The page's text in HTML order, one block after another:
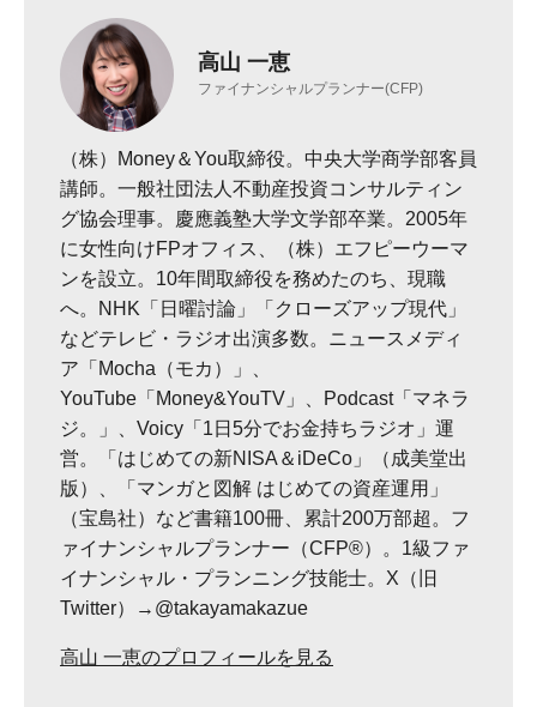
高山 一恵
ファイナンシャルプランナー(CFP)
（株）Money＆You取締役。中央大学商学部客員
講師。一般社団法人不動産投資コンサルティン
グ協会理事。慶應義塾大学文学部卒業。2005年
に女性向けFPオフィス、（株）エフピーウーマ
ンを設立。10年間取締役を務めたのち、現職
へ。NHK「日曜討論」「クローズアップ現代」
などテレビ・ラジオ出演多数。ニュースメディ
ア「Mocha（モカ）」、
YouTube「Money&YouTV」、Podcast「マネラ
ジ。」、Voicy「1日5分でお金持ちラジオ」運
営。「はじめての新NISA＆iDeCo」（成美堂出
版）、「マンガと図解 はじめての資産運用」
（宝島社）など書籍100冊、累計200万部超。フ
ァイナンシャルプランナー（CFP®）。1級ファ
イナンシャル・プランニング技能士。X（旧
Twitter）→@takayamakazue
高山 一恵のプロフィールを見る